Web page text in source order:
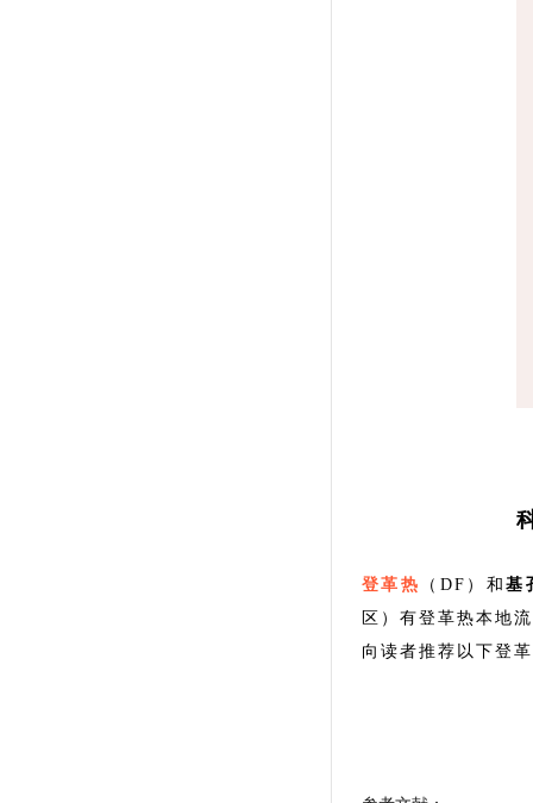
登革热 （DF）和基
区）有登革热本地
向读者推荐以下登